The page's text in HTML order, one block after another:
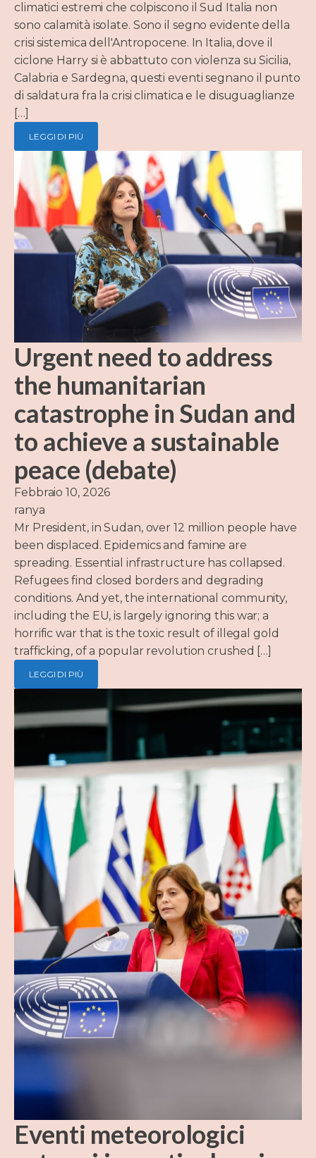
climatici estremi che colpiscono il Sud Italia non
sono calamità isolate. Sono il segno evidente della
crisi sistemica dell'Antropocene. In Italia, dove il
ciclone Harry si è abbattuto con violenza su Sicilia,
Calabria e Sardegna, questi eventi segnano il punto
di saldatura fra la crisi climatica e le disuguaglianze
[…]
LEGGI DI PIÙ
Urgent need to address
the humanitarian
catastrophe in Sudan and
to achieve a sustainable
peace (debate)
Febbraio 10, 2026
ranya
Mr President, in Sudan, over 12 million people have
been displaced. Epidemics and famine are
spreading. Essential infrastructure has collapsed.
Refugees find closed borders and degrading
conditions. And yet, the international community,
including the EU, is largely ignoring this war; a
horrific war that is the toxic result of illegal gold
trafficking, of a popular revolution crushed […]
LEGGI DI PIÙ
Eventi meteorologici